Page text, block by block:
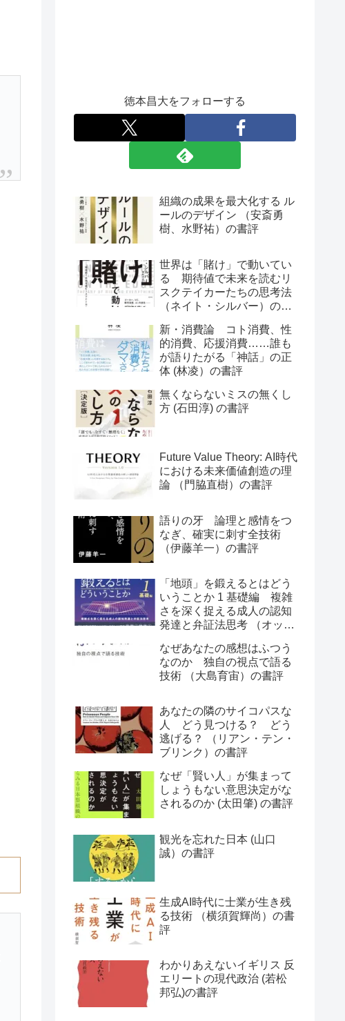
徳本昌大をフォローする
組織の成果を最大化する ル
ールのデザイン （安斎勇
樹、水野祐）の書評
世界は「賭け」で動いてい
る 期待値で未来を読むリ
スクテイカーたちの思考法
（ネイト・シルバー）の書
新・消費論 コト消費、性
的消費、応援消費……誰も
が語りたがる「神話」の正
体 (林凌）の書評
無くならないミスの無くし
方 (石田淳) の書評
Future Value Theory: AI時代
における未来価値創造の理
論 （門脇直樹）の書評
語りの牙 論理と感情をつ
なぎ、確実に刺す全技術
（伊藤羊一）の書評
「地頭」を鍛えるとはどう
いうことか 1 基礎編 複雑
さを深く捉える成人の認知
発達と弁証法思考 （オット
なぜあなたの感想はふつう
なのか 独自の視点で語る
技術 （大島育宙）の書評
あなたの隣のサイコパスな
人 どう見つける？ どう
逃げる？ （リアン・テン・
ブリンク）の書評
なぜ「賢い人」が集まって
しょうもない意思決定がな
されるのか (太田肇) の書評
観光を忘れた日本 (山口
誠）の書評
生成AI時代に士業が生き残
る技術 （横須賀輝尚）の書
評
わかりあえないイギリス 反
エリートの現代政治 (若松
邦弘)の書評